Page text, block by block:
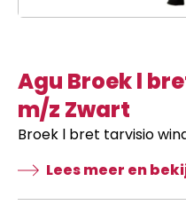
Agu Broek l
m/z Zwart
Broek l bret tarvisio
Lees meer en